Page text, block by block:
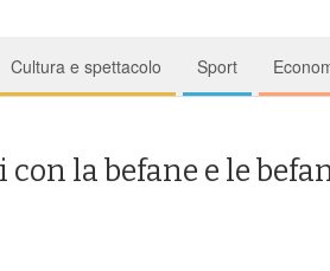
Cultura e spettacolo Sport
la befane e le